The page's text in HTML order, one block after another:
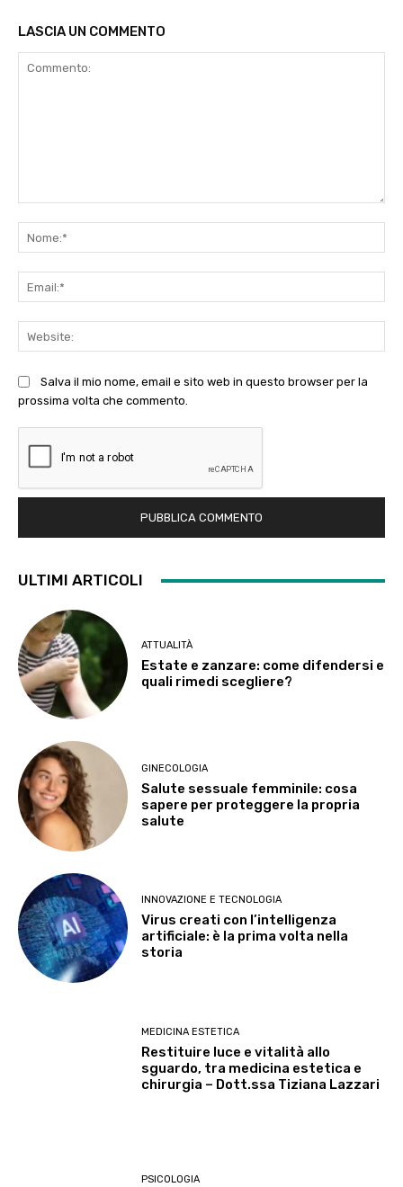
LASCIA UN COMMENTO
Salva il mio nome, email e sito web in questo browser per la
prossima volta che commento.
ULTIMI ARTICOLI
ATTUALITÀ
Estate e zanzare: come difendersi e
quali rimedi scegliere?
GINECOLOGIA
Salute sessuale femminile: cosa
sapere per proteggere la propria
salute
INNOVAZIONE E TECNOLOGIA
Virus creati con l’intelligenza
artificiale: è la prima volta nella
storia
MEDICINA ESTETICA
Restituire luce e vitalità allo
sguardo, tra medicina estetica e
chirurgia – Dott.ssa Tiziana Lazzari
PSICOLOGIA